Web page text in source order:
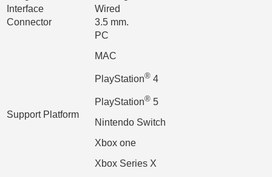
Connector
3.5 mm.
PC